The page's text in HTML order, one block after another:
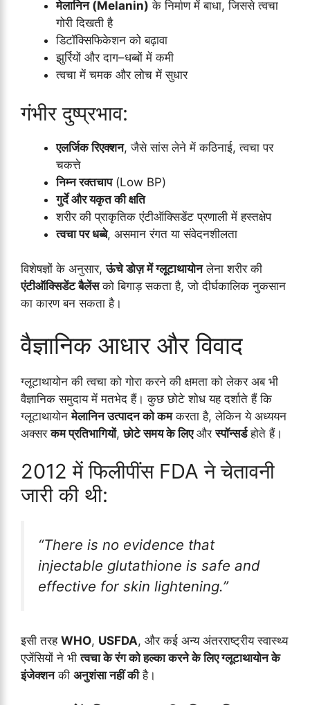
मेलानिन (Melanin) के निर्माण में बाधा, जिससे त्वचा
गोरी दिखती है
डिटॉक्सिफिकेशन को बढ़ावा
झुर्रियों और दाग–धब्बों में कमी
त्वचा में चमक और लोच में सुधार
गंभीर दुष्प्रभाव:
एलर्जिक रिएक्शन, जैसे सांस लेने में कठिनाई, त्वचा पर
चकत्ते
निम्न रक्तचाप(Low BP)
गुर्दे और यकृत की क्षति
शरीर की प्राकृतिक एंटीऑक्सिडेंट प्रणाली में हस्तक्षेप
त्वचा पर धब्बे, असमान रंगत या संवेदनशीलता
विशेषज्ञों के अनुसार,ऊंचे डोज़ में ग्लूटाथायोनलेना शरीर की
एंटीऑक्सिडेंट बैलेंसको बिगाड़ सकता है, जो दीर्घकालिक नुकसान
का कारण बन सकता है।
वैज्ञानिक आधार और विवाद
ग्लूटाथायोन की त्वचा को गोरा करने की क्षमता को लेकर अब भी
वैज्ञानिक समुदाय में मतभेद हैं। कुछ छोटे शोध यह दर्शाते हैं कि
ग्लूटाथायोनमेलानिन उत्पादन को कमकरता है, लेकिन ये अध्ययन
अक्सरकम प्रतिभागियों,छोटे समय के लिएऔरस्पॉन्सर्डहोते हैं।
2012 में फिलीपींस FDA ने चेतावनी
जारी की थी:
“There is no evidence that
injectable glutathione is safe and
effective for skin lightening.”
इसी तरह WHO, USFDA, और कई अन्य अंतरराष्ट्रीय स्वास्थ्य
एजेंसियों ने भीत्वचा के रंग को हल्का करने के लिए ग्लूटाथायोन के
इंजेक्शनकी अनुशंसा नहीं कीहै।